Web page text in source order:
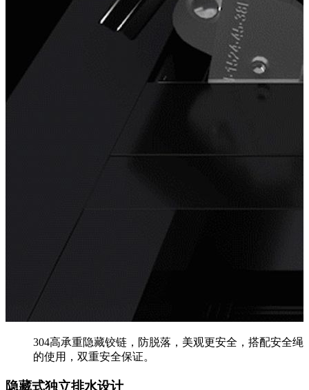
304高承重隐藏铰链，防脱落，美观更安全，搭配安全绳
的使用，双重安全保证。
隐藏式独立排水设计